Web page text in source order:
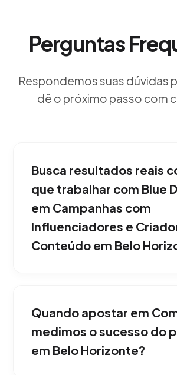
Perguntas
Respondemos suas dúvidas
dê o próximo passo com
Busca resultados reais
que trabalhar com Blue
em Campanhas com
Influenciadores e
Conteúdo em Belo
Combinamos processos de
y nacional com atenção
execução brutalista. Uma sólida
Quando apostar em
medimos o sucesso do
em Belo Horizonte?